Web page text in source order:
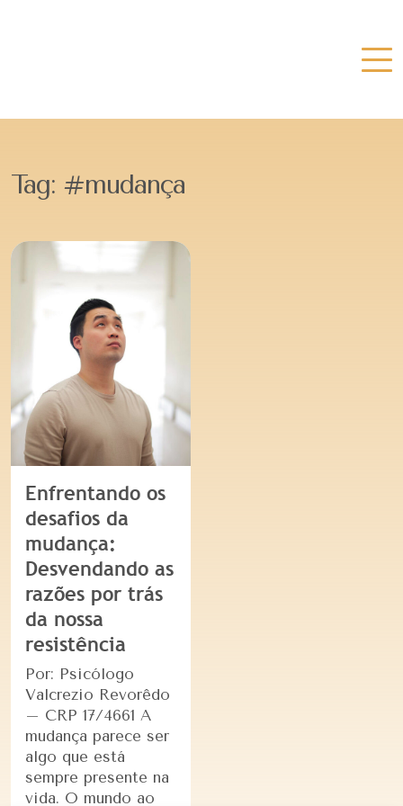
Tag: #mudança
Enfrentando os
desafios da
mudança:
Desvendando as
razões por trás
da nossa
resistência
Por: Psicólogo
Valcrezio Revorêdo
– CRP 17/4661 A
mudança parece ser
algo que está
sempre presente na
vida. O mundo ao